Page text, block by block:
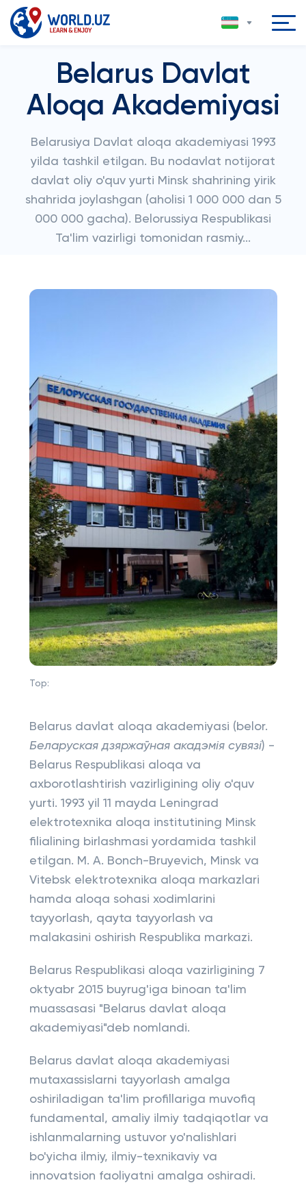
Belarus Davlat
Aloqa Akademiyasi
Belarusiya Davlat aloqa akademiyasi 1993
yilda tashkil etilgan. Bu nodavlat notijorat
davlat oliy o'quv yurti Minsk shahrining yirik
shahrida joylashgan (aholisi 1 000 000 dan 5
000 000 gacha). Belorussiya Respublikasi
Ta'lim vazirligi tomonidan rasmiy...
Top:
Belarus davlat aloqa akademiyasi (belor.
Беларуская дзяржаўная акадэмія сувязі) -
Belarus Respublikasi aloqa va
axborotlashtirish vazirligining oliy o'quv
yurti. 1993 yil 11 mayda Leningrad
elektrotexnika aloqa institutining Minsk
filialining birlashmasi yordamida tashkil
etilgan. M. A. Bonch-Bruyevich, Minsk va
Vitebsk elektrotexnika aloqa markazlari
hamda aloqa sohasi xodimlarini
tayyorlash, qayta tayyorlash va
malakasini oshirish Respublika markazi.
Belarus Respublikasi aloqa vazirligining 7
oktyabr 2015 buyrug'iga binoan ta'lim
muassasasi "Belarus davlat aloqa
akademiyasi"deb nomlandi.
Belarus davlat aloqa akademiyasi
mutaxassislarni tayyorlash amalga
oshiriladigan ta'lim profillariga muvofiq
fundamental, amaliy ilmiy tadqiqotlar va
ishlanmalarning ustuvor yo'nalishlari
bo'yicha ilmiy, ilmiy-texnikaviy va
innovatsion faoliyatni amalga oshiradi.